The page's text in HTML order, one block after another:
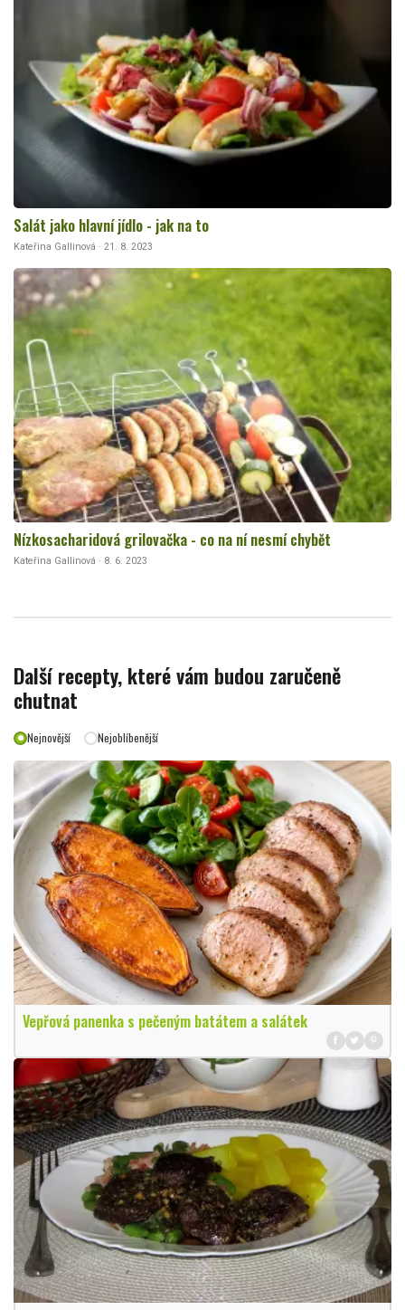
Salát jako hlavní jídlo - jak na to
Kateřina Gallinová · 21. 8. 2023
Nízkosacharidová grilovačka - co na ní nesmí chybět
Kateřina Gallinová · 8. 6. 2023
Další recepty, které vám budou zaručeně
chutnat
Nejnovější Nejoblíbenější
Vepřová panenka s pečeným batátem a salátek